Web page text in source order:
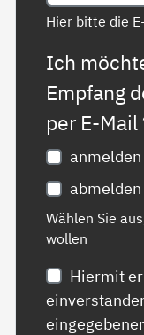
Hier bitte die
Ich
Empfang
per E-Mail
anmelden
abmelden
Wählen Sie
wollen
Hiermit